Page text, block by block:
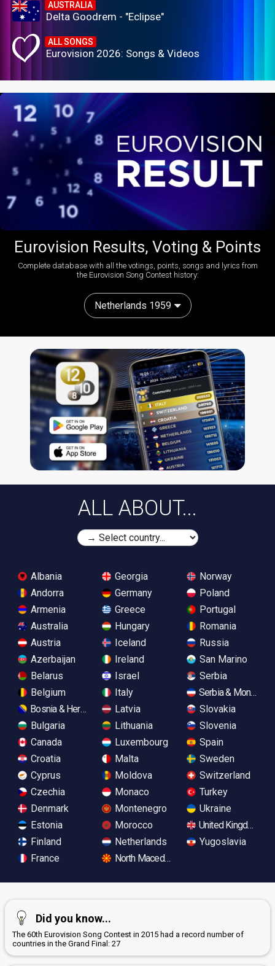
AUSTRALIA
Delta Goodrem - "Eclipse"
ALL SONGS
Eurovision 2026: Songs & Videos
Eurovision Results, Voting & Points
Complete database with all the votings, points, songs and lyrics from
the Eurovision Song Contest history:
Netherlands 1959
ALL ABOUT...
Albania
Andorra
Armenia
Australia
Austria
Azerbaijan
Belarus
Belgium
Bosnia & Herzegovina
Bulgaria
Canada
Croatia
Cyprus
Czechia
Denmark
Estonia
Finland
France
Georgia
Germany
Greece
Hungary
Iceland
Ireland
Israel
Italy
Latvia
Lithuania
Luxembourg
Malta
Moldova
Monaco
Montenegro
Morocco
Netherlands
North Macedonia
Norway
Poland
Portugal
Romania
Russia
San Marino
Serbia
Serbia &
Slovakia
Slovenia
Spain
Sweden
Switzerland
Turkey
Ukraine
United Kingdom
Yugoslavia
Did you know...
The 60th Eurovision Song Contest in 2015 had a record number of
countries in the Grand Final: 27